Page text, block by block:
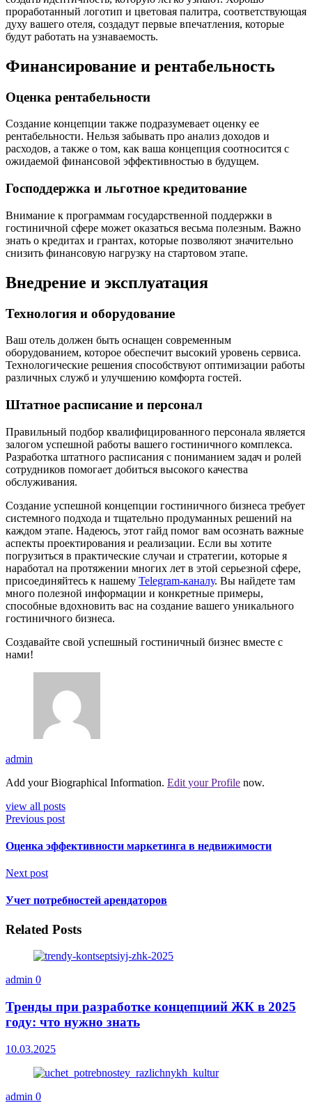
проработанный логотип и цветовая палитра, соответствующая
духу вашего отеля, создадут первые впечатления, которые
будут работать на узнаваемость.
Финансирование и рентабельность
Оценка рентабельности
Создание концепции также подразумевает оценку ее
рентабельности. Нельзя забывать про анализ доходов и
расходов, а также о том, как ваша концепция соотносится с
ожидаемой финансовой эффективностью в будущем.
Господдержка и льготное кредитование
Внимание к программам государственной поддержки в
гостиничной сфере может оказаться весьма полезным. Важно
знать о кредитах и грантах, которые позволяют значительно
снизить финансовую нагрузку на стартовом этапе.
Внедрение и эксплуатация
Технология и оборудование
Ваш отель должен быть оснащен современным
оборудованием, которое обеспечит высокий уровень сервиса.
Технологические решения способствуют оптимизации работы
различных служб и улучшению комфорта гостей.
Штатное расписание и персонал
Правильный подбор квалифицированного персонала является
залогом успешной работы вашего гостиничного комплекса.
Разработка штатного расписания с пониманием задач и ролей
сотрудников помогает добиться высокого качества
обслуживания.
Создание успешной концепции гостиничного бизнеса требует
системного подхода и тщательно продуманных решений на
каждом этапе. Надеюсь, этот гайд помог вам осознать важные
аспекты проектирования и реализации. Если вы хотите
погрузиться в практические случаи и стратегии, которые я
наработал на протяжении многих лет в этой серьезной сфере,
присоединяйтесь к нашему Telegram-каналу. Вы найдете там
много полезной информации и конкретные примеры,
способные вдохновить вас на создание вашего уникального
гостиничного бизнеса.
Создавайте свой успешный гостиничный бизнес вместе с
нами!
admin
Add your Biographical Information. Edit your Profile now.
view all posts
Previous post
Оценка эффективности маркетинга в недвижимости
Next post
Учет потребностей арендаторов
Related Posts
admin 0
Тренды при разработке концепциий ЖК в 2025
году: что нужно знать
10.03.2025
admin 0